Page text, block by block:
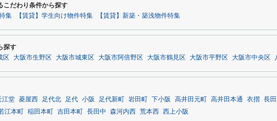
だわり条件から探す
集 【賃貸】学生向け物件特集 【賃貸】新築・築浅物件特集
探す
区 大阪市生野区 大阪市城東区 大阪市阿倍野区 大阪市鶴見区 大阪市平野区 大阪市中央区
江堂 菱屋西 足代北 足代 小阪 足代新町 岩田町 下小阪 高井田元町 高井田本通 衣摺 長
江本町 稲田本町 吉田本町 長田中 森河内西 荒本西 西上小阪